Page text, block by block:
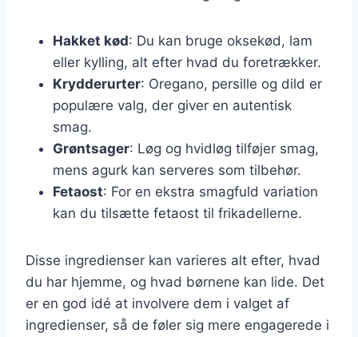
Hakket kød: Du kan bruge oksekød, lam
eller kylling, alt efter hvad du foretrækker.
Krydderurter: Oregano, persille og dild er
populære valg, der giver en autentisk
smag.
Grøntsager: Løg og hvidløg tilføjer smag,
mens agurk kan serveres som tilbehør.
Fetaost: For en ekstra smagfuld variation
kan du tilsætte fetaost til frikadellerne.
Disse ingredienser kan varieres alt efter, hvad
du har hjemme, og hvad børnene kan lide. Det
er en god idé at involvere dem i valget af
ingredienser, så de føler sig mere engagerede i